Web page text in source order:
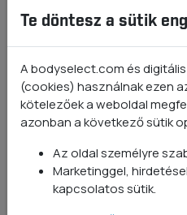
Kíváló oldódás, finom ízek (
Az emésztés során nem
érzet ( se puffadás, se
Bevált.
jó termék...
Kovács Imre- 2021-03-02
Te döntesz a sütik
A bodyselect.com és
(cookies) használnak ezen
kötelezőek a weboldal
azonban a következő sütik
Az oldal személyre
Marketinggel,
kapcsolatos sütik.